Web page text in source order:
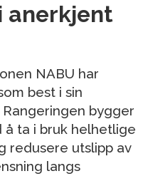
anerkjent
NABU har
best i sin
bygger
å ta i bruk helhetlige
redusere utslipp av
langs